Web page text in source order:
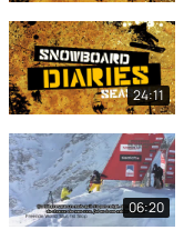
24:11
06:20